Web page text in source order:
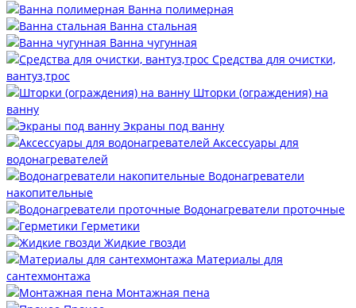
Ванна полимерная
Ванна стальная
Ванна чугунная
Средства для очистки,
вантуз,трос
Шторки (ограждения) на
ванну
Экраны под ванну
Аксессуары для
водонагревателей
Водонагреватели
накопительные
Водонагреватели проточные
Герметики
Жидкие гвозди
Материалы для
сантехмонтажа
Монтажная пена